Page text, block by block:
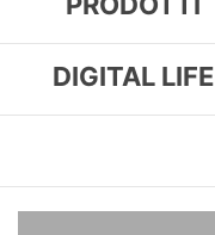
DIGITAL LIFE